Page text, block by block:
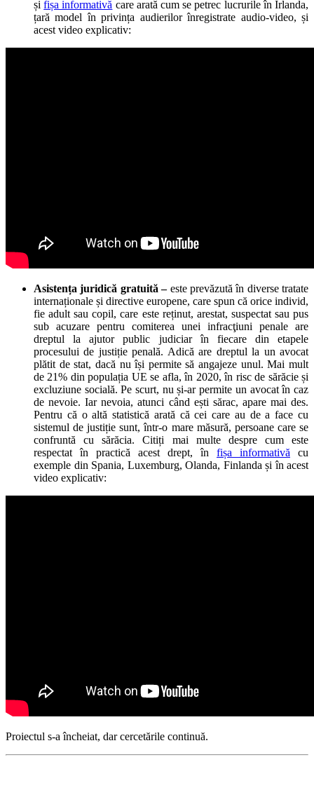
șifișa informativă care arată cum se petrec lucrurile în Irlanda,
țară model în privința audierilor înregistrate audio-video, și
acest video explicativ:
Asistența juridică gratuită –este prevăzută în diverse tratate
internaționale și directive europene, care spun că orice individ,
fie adult sau copil, care este reținut, arestat, suspectat sau pus
sub acuzare pentru comiterea unei infracţiuni penale are
dreptul la ajutor public judiciar în fiecare din etapele
procesului de justiție penală. Adică are dreptul la un avocat
plătit de stat, dacă nu își permite să angajeze unul. Mai mult
de 21% din populația UE se afla, în 2020, în risc de sărăcie și
excluziune socială. Pe scurt, nu și-ar permite un avocat în caz
de nevoie. Iar nevoia, atunci când ești sărac, apare mai des.
Pentru că o altă statistică arată că cei care au de a face cu
sistemul de justiție sunt, într-o mare măsură, persoane care se
confruntă cu sărăcia. Citiți mai multe despre cum este
respectat în practică acest drept, în fișa informativă cu
exemple din Spania, Luxemburg, Olanda, Finlanda și în acest
video explicativ:
Proiectul s-a încheiat, dar cercetările continuă.